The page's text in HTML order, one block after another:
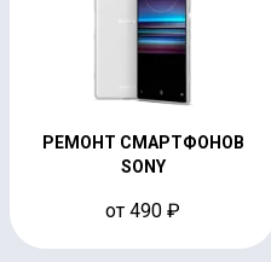
РЕМОНТ СМАРТФОНОВ
SONY
от 490 ₽